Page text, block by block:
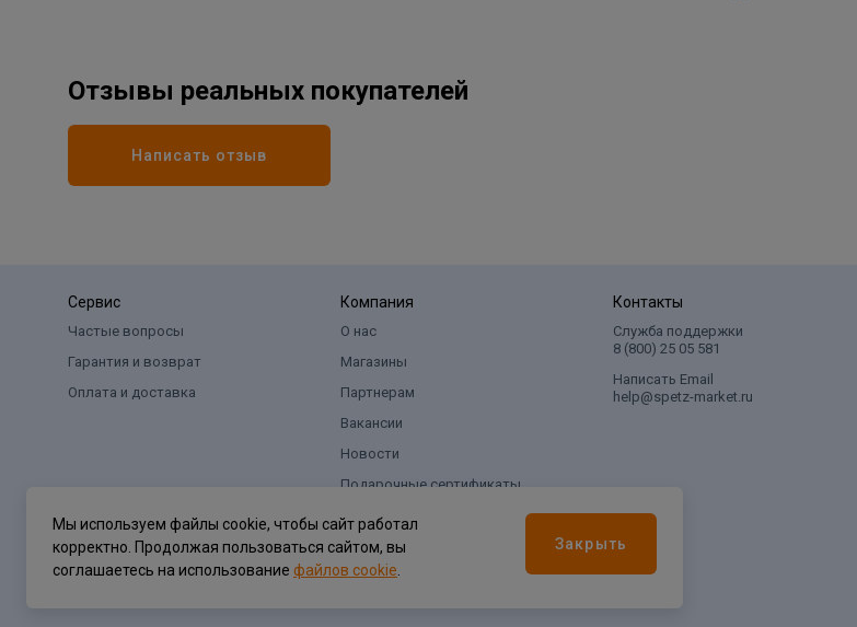
Отзывы реальных покупателей
Написать отзыв
Сервис
Частые вопросы
Гарантия и возврат
Оплата и доставка
Компания
О нас
Магазины
Партнерам
Вакансии
Новости
Подарочные сертификаты
Контакты
Служба поддержки
8 (800) 25 05 581
Написать Email
help@spetz-market.ru
Мы используем файлы cookie, чтобы сайт работал
корректно. Продолжая пользоваться сайтом, вы
соглашаетесь на использование файлов cookie
Закрыть